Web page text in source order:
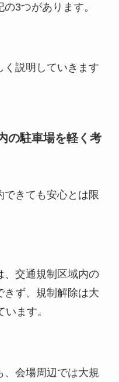
3つがあります。
く説明していきます
の駐車場を軽く考
きても安心とは限
、交通規制区域内の
きず、規制解除は大
ます。
、会場周辺では大規